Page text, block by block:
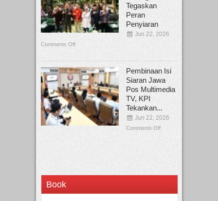
Tegaskan
Peran
Penyiaran
Jun 22, 2026
Comments Off
Pembinaan Isi
Siaran Jawa
Pos Multimedia
TV, KPI
Tekankan...
Jun 22, 2026
Comments Off
Book